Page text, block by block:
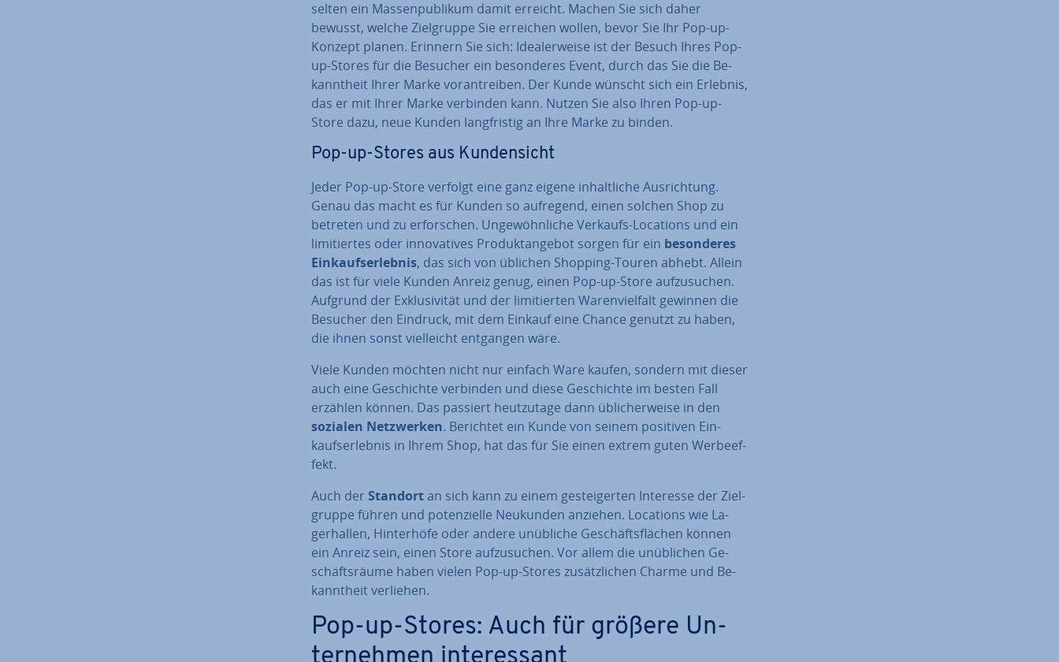
selten ein Mas­sen­pu­bli­kum damit erreicht. Machen Sie sich daher
bewusst, welche Ziel­grup­pe Sie erreichen wollen, bevor Sie Ihr Pop-up-
Konzept planen. Erinnern Sie sich: Idea­ler­wei­se ist der Besuch Ihres Pop-
up-Stores für die Besucher ein be­son­de­res Event, durch das Sie die Be­
kannt­heit Ihrer Marke vor­an­trei­ben. Der Kunde wünscht sich ein Erlebnis,
das er mit Ihrer Marke verbinden kann. Nutzen Sie also Ihren Pop-up-
Store dazu, neue Kunden lang­fris­tig an Ihre Marke zu binden.
Pop-up-Stores aus Kun­den­sicht
Jeder Pop-up-Store verfolgt eine ganz eigene in­halt­li­che Aus­rich­tung.
Genau das macht es für Kunden so aufregend, einen solchen Shop zu
betreten und zu er­for­schen. Un­ge­wöhn­li­che Verkaufs-Locations und ein
li­mi­tier­tes oder in­no­va­ti­ves Pro­dukt­an­ge­bot sorgen für ein be­son­de­res
Ein­kaufs­er­leb­nis, das sich von üblichen Shopping-Touren abhebt. Allein
das ist für viele Kunden Anreiz genug, einen Pop-up-Store auf­zu­su­chen.
Aufgrund der Ex­klu­si­vi­tät und der li­mi­tier­ten Wa­ren­viel­falt gewinnen die
Besucher den Eindruck, mit dem Einkauf eine Chance genutzt zu haben,
die ihnen sonst viel­leicht entgangen wäre.
Viele Kunden möchten nicht nur einfach Ware kaufen, sondern mit dieser
auch eine Ge­schich­te verbinden und diese Ge­schich­te im besten Fall
erzählen können. Das passiert heut­zu­ta­ge dann üb­li­cher­wei­se in den
sozialen Netz­wer­ken. Berichtet ein Kunde von seinem positiven Ein­
kaufs­er­leb­nis in Ihrem Shop, hat das für Sie einen extrem guten Wer­be­ef­
fekt.
Auch der Standortan sich kann zu einem ge­stei­ger­ten Interesse der Ziel­
grup­pe führen und po­ten­zi­el­le Neukunden anziehen. Locations wie La­
ger­hal­len, Hin­ter­hö­fe oder andere unübliche Ge­schäfts­flä­chen können
ein Anreiz sein, einen Store auf­zu­su­chen. Vor allem die un­üb­li­chen Ge­
schäfts­räu­me haben vielen Pop-up-Stores zu­sätz­li­chen Charme und Be­
kannt­heit verliehen.
Pop-up-Stores: Auch für größere Un­